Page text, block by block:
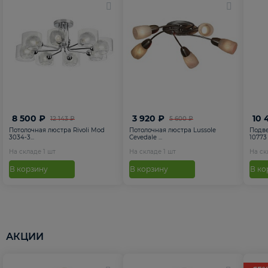
12 143 ₽
8 500 ₽
Потолочная люстра Rivoli Mod
3034-3...
На складе 1 шт
В корзину
5 600 ₽
3 920 ₽
Потолочная люстра Lussole
Cevedale ...
На складе 1 шт
В корзину
10
10773
На
В
АКЦИИ